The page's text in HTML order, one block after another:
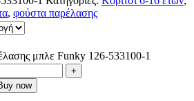
, φούστα παρέλασης
μπλε Funky 126-533100-1
now